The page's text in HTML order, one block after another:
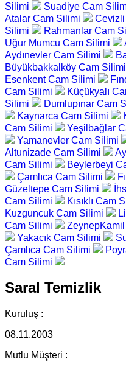
Silimi
Suadiye Cam
Atalar Cam Silimi
Silimi
Rahmanlar Cam
Uğur Mumcu Cam Silimi
Aydınevler Cam Silimi
Büyükbakkalköy Cam Silimi
Esenkent Cam Silimi
Cam Silimi
Küçükyalı
Silimi
Dumlupınar Cam
Kaynarca Cam Silimi
Cam Silimi
Yeşilbağlar
Yamanevler Cam Silimi
Altunizade Cam Silimi
Cam Silimi
Beylerbeyi
Çamlıca Cam Silimi
Güzeltepe Cam Silimi
Cam Silimi
Kısıklı Cam
Kuzguncuk Cam Silimi
Cam Silimi
Yakacık Cam Silimi
Çamlıca Cam Silimi
Cam Silimi
Saral Temizlik
Kuruluş :
08.11.2003
Mutlu Müşteri :